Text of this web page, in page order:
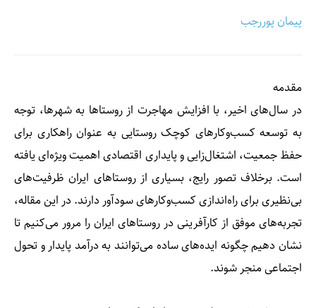
پیمان پوررجب
مقدمه
در سال‌های اخیر، با افزایش مهاجرت از روستاها به شهرها، توجه
به توسعه کسب‌وکارهای کوچک روستایی به عنوان راهکاری برای
حفظ جمعیت، اشتغال‌زایی و پایداری اقتصادی اهمیت ویژه‌ای یافته
است. برخلاف تصور رایج، بسیاری از روستاهای ایران ظرفیت‌های
بی‌نظیری برای راه‌اندازی کسب‌وکارهای سودآور دارند. در این مقاله،
تجربه‌های موفق از کارآفرینی در روستاهای ایران را مرور می‌کنیم تا
نشان دهیم چگونه ایده‌های ساده می‌توانند به درآمد پایدار و تحول
اجتماعی منجر شوند.